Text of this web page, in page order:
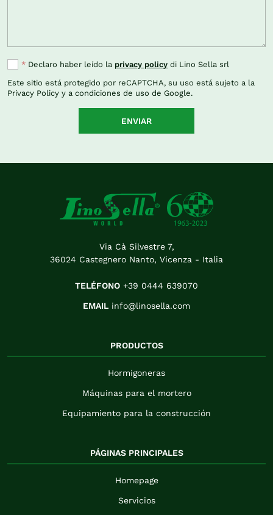
* Declaro haber leído la privacy policy di Lino Sella srl
Este sitio está protegido por reCAPTCHA, su uso está sujeto a la
Privacy Policy y a condiciones de uso de Google.
ENVIAR
Via Cà Silvestre 7,
36024 Castegnero Nanto, Vicenza - Italia
TELÉFONO +39 0444 639070
EMAIL info@linosella.com
PRODUCTOS
Hormigoneras
Máquinas para el mortero
Equipamiento para la construcción
PÁGINAS PRINCIPALES
Homepage
Servicios